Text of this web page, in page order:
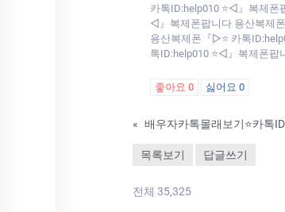
카톡ID:help010 ⭐◁』복제폰
◁』복제폰팝니다 용산복제
용산복제폰『▷⭐ 카톡
톡ID:help010 ⭐◁』복제폰
좋아요 0 싫어요 0
«
목록보기 답글쓰기
전체 35,325